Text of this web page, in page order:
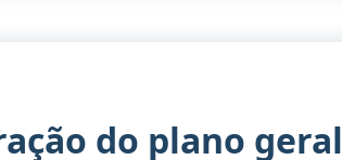
do plano geral